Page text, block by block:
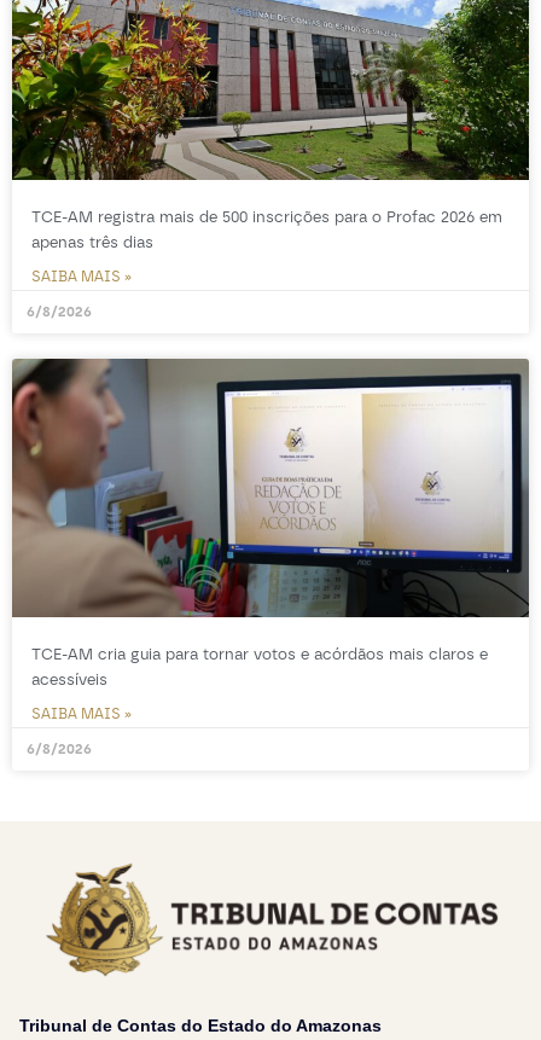
TCE-AM registra mais de 500 inscrições para o Profac 2026 em
apenas três dias
SAIBA MAIS »
6/8/2026
TCE-AM cria guia para tornar votos e acórdãos mais claros e
acessíveis
SAIBA MAIS »
6/8/2026
Tribunal de Contas do Estado do Amazonas